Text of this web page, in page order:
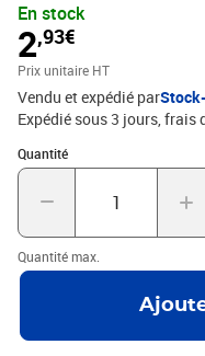
feutre ECCO PIGMENT , •
résistant à l''eau , •
métallique , • grip
d''utilisation:, - idéal pour
En stock
2,93€
Prix unitaire HT
Vendu et expédié par
Expédié sous 3 jours, frais
Quantité
Quantité : 1
Quantité max.